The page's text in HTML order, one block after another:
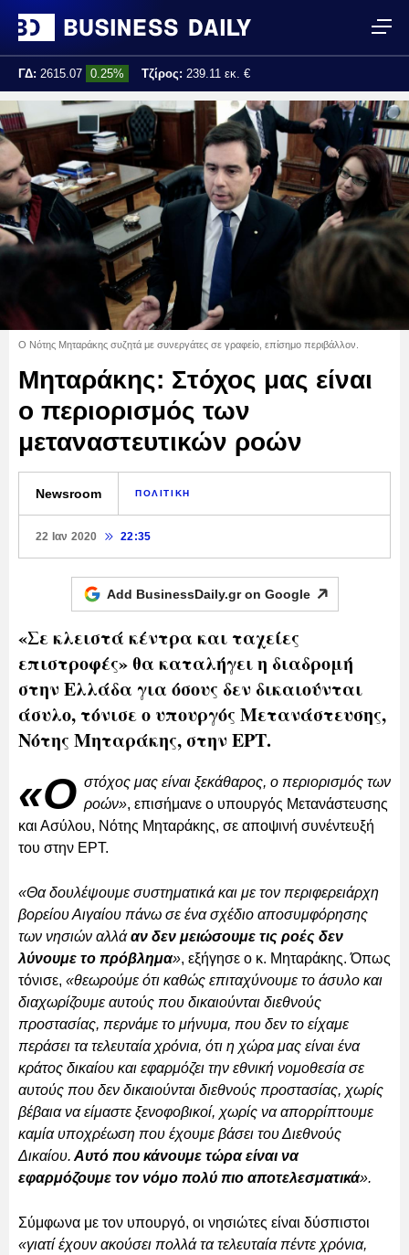
ΓΔ: 2615.07 0.25% Τζίρος: 239.11 εκ. €
Τελ. ενημέρωση: 17:25:01
Ο Νότης Μηταράκης συζητά με συνεργάτες σε γραφείο, επίσημο περιβάλλον.
Μηταράκης: Στόχος μας είναι
ο περιορισμός των
μεταναστευτικών ροών
Newsroom ΠΟΛΙΤΙΚΗ
22 Ιαν 2020 22:35
Add BusinessDaily.gr on Google
«Σε κλειστά κέντρα και ταχείες
επιστροφές» θα καταλήγει η διαδρομή
στην Ελλάδα για όσους δεν δικαιούνται
άσυλο, τόνισε ο υπουργός Μετανάστευσης,
Νότης Μηταράκης, στην ΕΡΤ.
«Ο στόχος μας είναι ξεκάθαρος, ο περιορισμός των
ροών», επισήμανε ο υπουργός Μετανάστευσης
και Ασύλου, Νότης Μηταράκης, σε αποψινή συνέντευξή
του στην ΕΡΤ.
«Θα δουλέψουμε συστηματικά και με τον περιφερειάρχη
βορείου Αιγαίου πάνω σε ένα σχέδιο αποσυμφόρησης
των νησιών αλλάαν δεν μειώσουμε τις ροές δεν
λύνουμε το πρόβλημα», εξήγησε ο κ. Μηταράκης. Όπως
τόνισε, «θεωρούμε ότι καθώς επιταχύνουμε το άσυλο και
διαχωρίζουμε αυτούς που δικαιούνται διεθνούς
προστασίας, περνάμε το μήνυμα, που δεν το είχαμε
περάσει τα τελευταία χρόνια, ότι η χώρα μας είναι ένα
κράτος δικαίου και εφαρμόζει την εθνική νομοθεσία σε
αυτούς που δεν δικαιούνται διεθνούς προστασίας, χωρίς
βέβαια να είμαστε ξενοφοβικοί, χωρίς να απορρίπτουμε
καμία υποχρέωση που έχουμε βάσει του Διεθνούς
Δικαίου. Αυτό που κάνουμε τώρα είναι να
εφαρμόζουμε τον νόμο πολύ πιο αποτελεσματικά».
Σύμφωνα με τον υπουργό, οι νησιώτες είναι δύσπιστοι
«γιατί έχουν ακούσει πολλά τα τελευταία πέντε χρόνια,